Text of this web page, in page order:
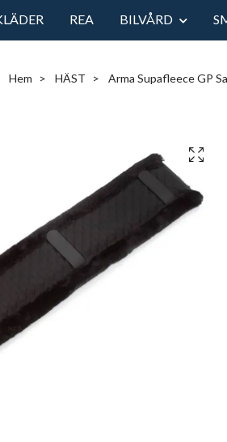
REA BILVÅRD
Hem HÄST Arma Supafleece GP